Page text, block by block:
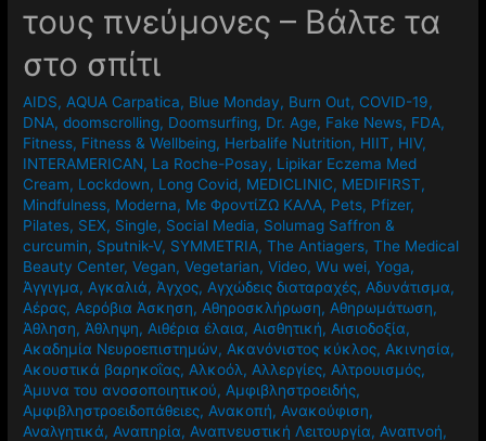
τους πνεύμονες – Βάλτε τα
στο σπίτι
AIDS, AQUA Carpatica, Blue Monday, Burn Out, COVID-19,
DNA,doomscrolling, Doomsurfing, Dr. Age, Fake News, FDA,
Fitness, Fitness & Wellbeing, Herbalife Nutrition, HIIT, HIV,
INTERAMERICAN, La Roche-Posay, Lipikar Eczema Med
Cream, Lockdown, Long Covid, MEDICLINIC, MEDIFIRST,
Mindfulness, Moderna, Mε ΦροντίΖΩ ΚΑΛΑ, Pets, Pfizer,
Pilates, SEX, Single, Social Media, Solumag Saffron &
curcumin, Sputnik-V, SYMMETRIA,The Antiagers,The Medical
Beauty Center,Vegan,Vegetarian,Video,Wu wei,Yoga,
Άγγιγμα, Αγκαλιά, Άγχος, Αγχώδεις διαταραχές, Αδυνάτισμα,
Αέρας, Αερόβια Άσκηση, Αθηροσκλήρωση, Αθηρωμάτωση,
Άθληση, Άθληψη, Αιθέρια έλαια, Αισθητική, Αισιοδοξία,
Ακαδημία Νευροεπιστημών, Ακανόνιστος κύκλος, Ακινησία,
Ακουστικά βαρηκοΐας, Αλκοόλ, Αλλεργίες, Αλτρουισμός,
Άμυνα του ανοσοποιητικού, Αμφιβληστροειδής,
Αμφιβληστροειδοπάθειες, Ανακοπή, Ανακούφιση,
Αναλγητικά, Αναπηρία, Αναπνευστική Λειτουργία, Αναπνοή,